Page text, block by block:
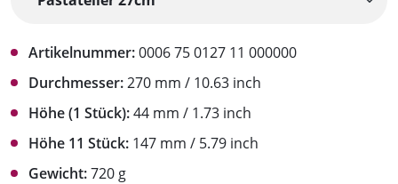
Artikelnummer:0006 75 0127 11 000000
Durchmesser:270 mm / 10.63 inch
Höhe (1 Stück):44 mm / 1.73 inch
Höhe 11 Stück: 147 mm / 5.79 inch
Gewicht:720 g